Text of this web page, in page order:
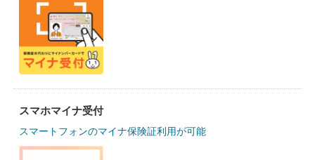
スマホマイナ受付
スマートフォンのマイナ保険証利用が可能